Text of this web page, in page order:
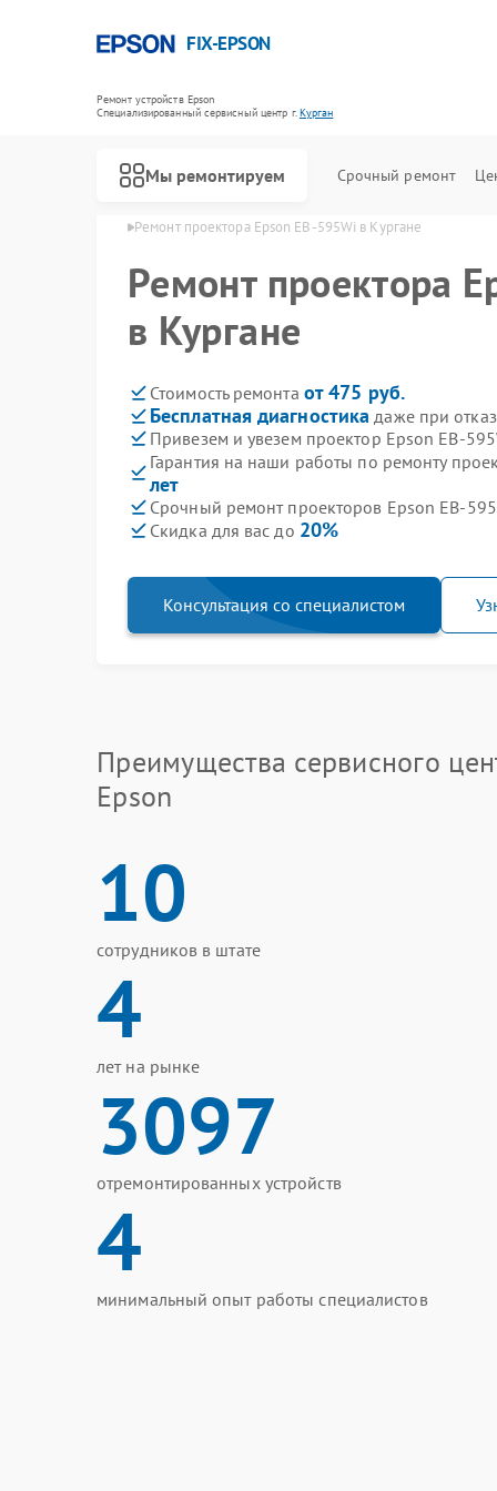
FIX-EPSON
Ремонт устройств Epson
Специализированный cервисный центр г.Курган
Мы ремонтируем Срочный ремонт
Epson в Кургане Ремонт проектора Epson EB-595Wi в Кургане
Ремонт проектора
в Кургане
Стоимость ремонта от 475 руб.
Бесплатная диагностика даже при
Привезем и увезем проектор Epson EB-
Гарантия на наши работы по ремонту
лет
Срочный ремонт проекторов Epson EB-
Скидка для вас до 20%
Консультация со специалистом
Преимущества сервисного
Epson
10
сотрудников в штате
4
лет на рынке
3097
отремонтированных устройств
4
минимальный опыт работы специалистов